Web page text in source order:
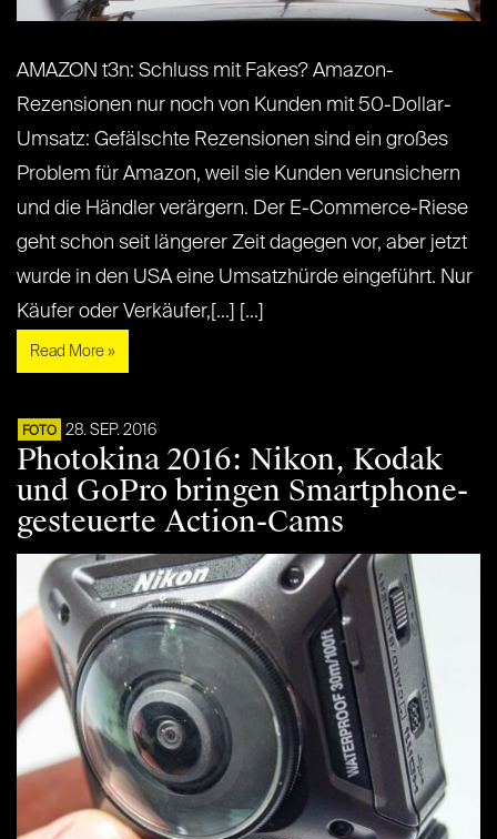
AMAZON t3n: Schluss mit Fakes? Amazon-
Rezensionen nur noch von Kunden mit 50-Dollar-
Umsatz: Gefälschte Rezensionen sind ein großes
Problem für Amazon, weil sie Kunden verunsichern
und die Händler verärgern. Der E-Commerce-Riese
geht schon seit längerer Zeit dagegen vor, aber jetzt
wurde in den USA eine Umsatzhürde eingeführt. Nur
Käufer oder Verkäufer,[...] [...]
Read More »
FOTO 28. SEP. 2016
Photokina 2016: Nikon, Kodak
und GoPro bringen Smartphone-
gesteuerte Action-Cams